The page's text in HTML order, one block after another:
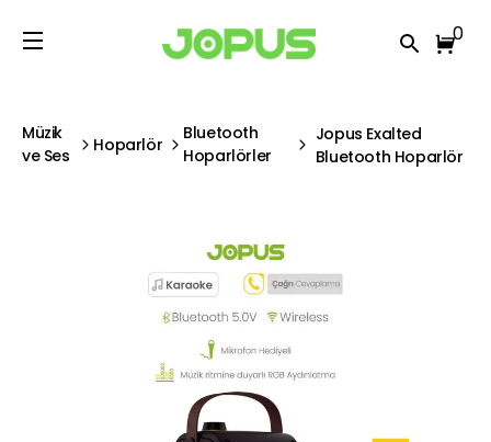
0
Müzik
ve Ses
Hoparlör
Bluetooth
Hoparlörler
Jopus Exalted
Bluetooth Hoparlör